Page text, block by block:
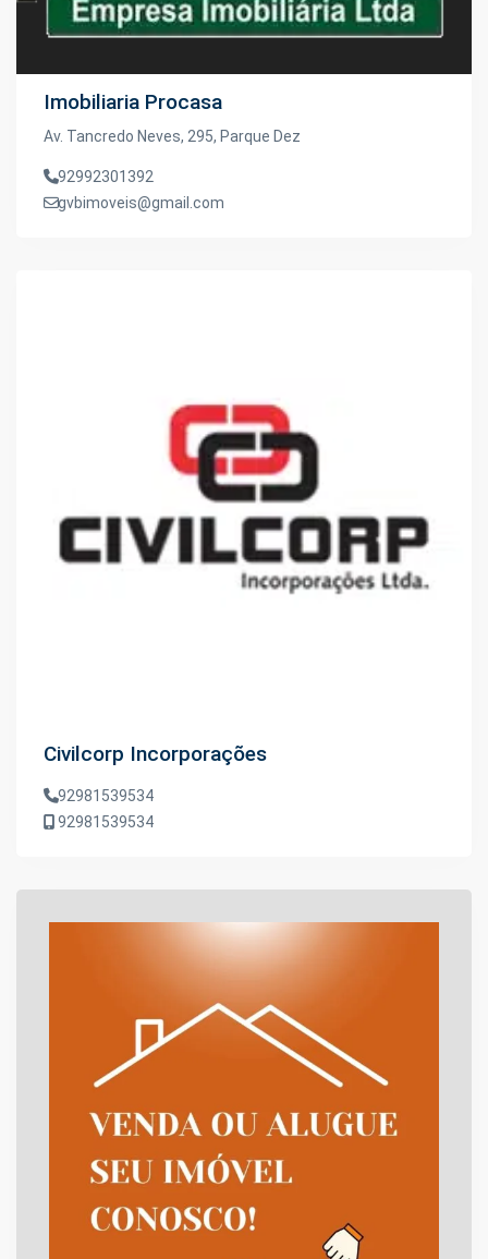
Imobiliaria Procasa
Av. Tancredo Neves, 295, Parque Dez
92992301392
gvbimoveis@gmail.com
Civilcorp Incorporações
92981539534
92981539534